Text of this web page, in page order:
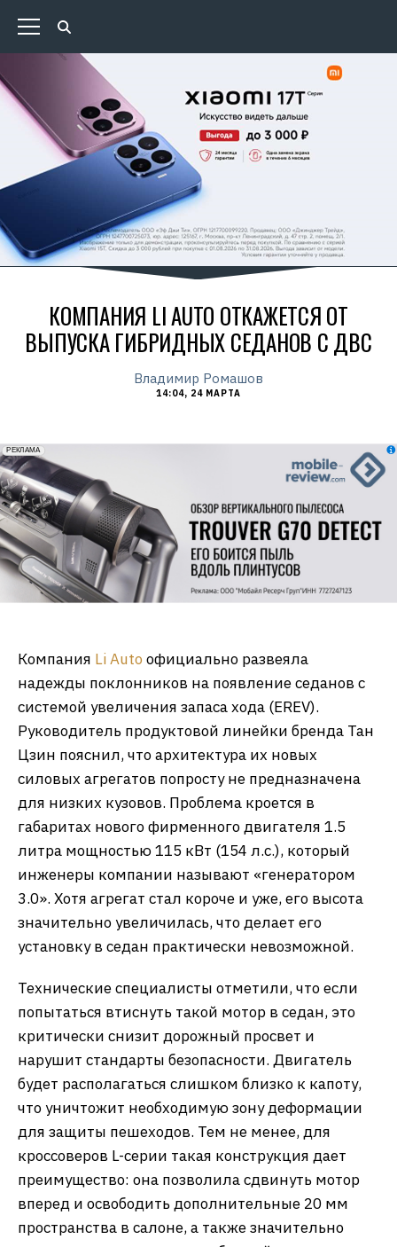
КОМПАНИЯ LI AUTO ОТКАЖЕТСЯ ОТ
ВЫПУСКА ГИБРИДНЫХ СЕДАНОВ С ДВС
Владимир Ромашов
14:04, 24 МАРТА
erid: 2VfnxxmNzs5
РЕКЛАМА
Компания Li Autoофициально развеяла
надежды поклонников на появление седанов с
системой увеличения запаса хода (EREV).
Руководитель продуктовой линейки бренда Тан
Цзин пояснил, что архитектура их новых
силовых агрегатов попросту не предназначена
для низких кузовов. Проблема кроется в
габаритах нового фирменного двигателя 1.5
литра мощностью 115 кВт (154 л.с.), который
инженеры компании называют «генератором
3.0». Хотя агрегат стал короче и уже, его высота
значительно увеличилась, что делает его
установку в седан практически невозможной.
​Технические специалисты отметили, что если
попытаться втиснуть такой мотор в седан, это
критически снизит дорожный просвет и
нарушит стандарты безопасности. Двигатель
будет располагаться слишком близко к капоту,
что уничтожит необходимую зону деформации
для защиты пешеходов. Тем не менее, для
кроссоверов L-серии такая конструкция дает
преимущество: она позволила сдвинуть мотор
вперед и освободить дополнительные 20 мм
пространства в салоне, а также значительно